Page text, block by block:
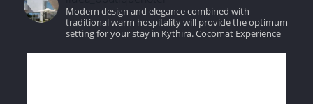
Modern design and elegance combined with
traditional warm hospitality will provide the optimum
setting for your stay in Kythira.Cocomat Experience